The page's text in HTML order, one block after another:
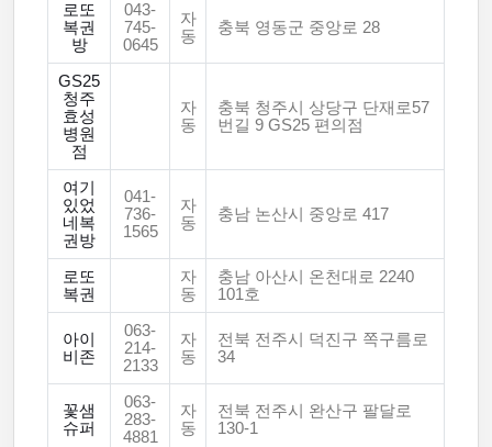
로또
복권
방
043-
745-
0645
자
동
충북 영동군 중앙로 28
GS25
청주
효성
병원
점
자
동
충북 청주시 상당구 단재로57
번길 9 GS25 편의점
여기
있었
네복
권방
041-
736-
1565
자
동
충남 논산시 중앙로 417
로또
복권
자
동
충남 아산시 온천대로 2240
101호
아이
비존
063-
214-
2133
자
동
전북 전주시 덕진구 쪽구름로
34
꽃샘
슈퍼
063-
283-
4881
자
동
전북 전주시 완산구 팔달로
130-1